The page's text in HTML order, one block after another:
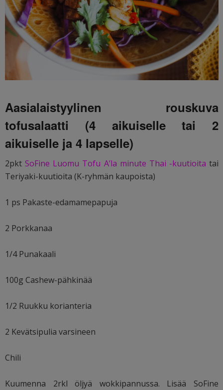
Aasialaistyylinen rouskuva
tofusalaatti (4 aikuiselle tai 2
aikuiselle ja 4 lapselle)
2pktSoFine Luomu Tofu A’la minute Thai -kuutioita tai
Teriyaki-kuutioita (K-ryhmän kaupoista)
1 ps Pakaste-edamamepapuja
2 Porkkanaa
1/4 Punakaali
100g Cashew-pähkinää
1/2 Ruukku korianteria
2 Kevätsipulia varsineen
Chili
Kuumenna 2rkl öljyä wokkipannussa. Lisää SoFine